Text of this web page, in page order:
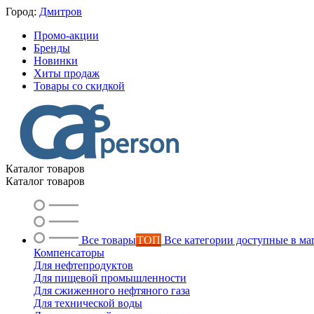
Город: Дмитров
Промо-акции
Бренды
Новинки
Хиты продаж
Товары со скидкой
Каталог товаров
Каталог товаров
Все товарыТОП Все категории доступные в
Компенсаторы
Для нефтепродуктов
Для пищевой промышленности
Для сжиженного нефтяного газа
Для технической воды